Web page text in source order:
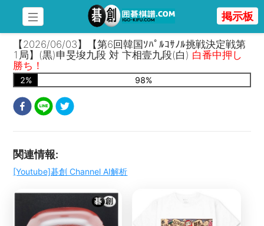
掲示板
【2026/06/03】【第6回韓国ｿﾊﾟﾙｺｻﾉﾙ挑戦決定戦第
1局】(黒)申旻埈九段 対 卞相壹九段(白) 白番中押し
勝ち！
2% 98%
関連情報:
[Youtube]碁創 Channel AI解析